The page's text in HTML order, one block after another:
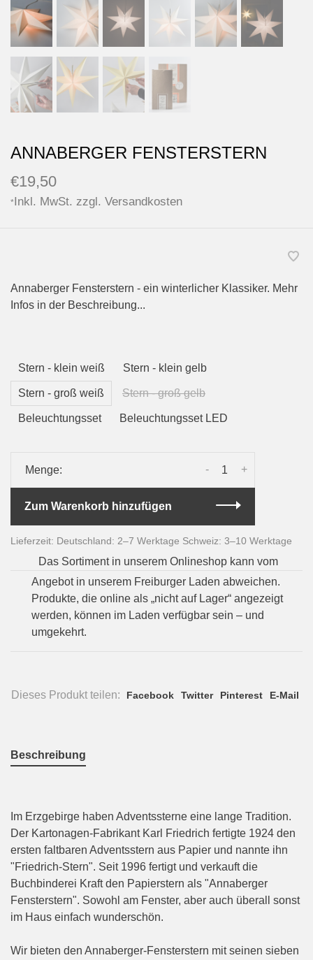
ANNABERGER FENSTERSTERN
€19,50
*Inkl. MwSt. zzgl. Versandkosten
Annaberger Fensterstern - ein winterlicher Klassiker. Mehr
Infos in der Beschreibung...
Stern - klein weiß Stern - klein gelb
Stern - groß weiß Stern - groß gelb
Beleuchtungsset Beleuchtungsset LED
Menge: +
-
Zum Warenkorb hinzufügen
Lieferzeit: Deutschland: 2–7 Werktage Schweiz: 3–10 Werktage
Das Sortiment in unserem Onlineshop kann vom
Angebot in unserem Freiburger Laden abweichen.
Produkte, die online als „nicht auf Lager“ angezeigt
werden, können im Laden verfügbar sein – und
umgekehrt.
Dieses Produkt teilen: Facebook Twitter Pinterest E-Mail
Beschreibung
Im Erzgebirge haben Adventssterne eine lange Tradition.
Der Kartonagen-Fabrikant Karl Friedrich fertigte 1924 den
ersten faltbaren Adventsstern aus Papier und nannte ihn
"Friedrich-Stern". Seit 1996 fertigt und verkauft die
Buchbinderei Kraft den Papierstern als "Annaberger
Fensterstern". Sowohl am Fenster, aber auch überall sonst
im Haus einfach wunderschön.
Wir bieten den Annaberger-Fensterstern mit seinen sieben